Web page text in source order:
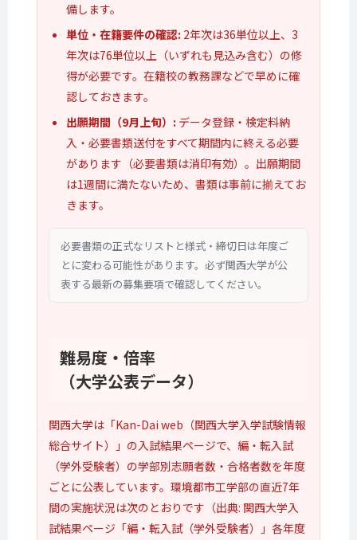
備します。
単位・在籍要件の確認: 2年次は36単位以上、3
年次は76単位以上（いずれも見込み含む）の修
得が必要です。在籍校の教務課などで早めに確
認しておきます。
出願期間（9月上旬）: データ登録・検定料納
入・必要書類送付をすべて期間内に終える必要
があります（必要書類は消印有効）。出願期間
は1週間に満たないため、書類は事前に揃えてお
きます。
必要書類の正式なリストと様式・締切日は年度ご
とに変わる可能性があります。必ず関西大学が公
表する最新の募集要項で確認してください。
難易度・倍率
（大学公表データ）
関西大学は「Kan-Dai web（関西大学入学試験情報
総合サイト）」の入試結果ページで、編・転入試
（学外受験者）の学部別志願者数・合格者数を年度
ごとに公表しています。環境都市工学部の直近7年
間の実施状況は次のとおりです（出典: 関西大学入
試結果ページ「編・転入試（学外受験者）」各年度